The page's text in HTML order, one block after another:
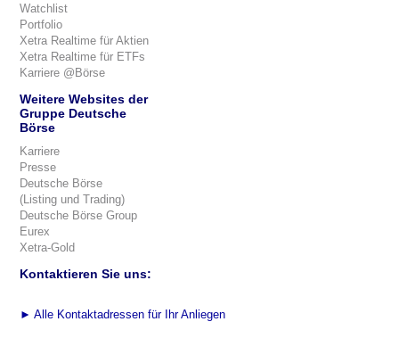
Watchlist
Portfolio
Xetra Realtime für Aktien
Xetra Realtime für ETFs
Karriere @Börse
Weitere Websites der
Gruppe Deutsche
Börse
Karriere
Presse
Deutsche Börse
(Listing und Trading)
Deutsche Börse Group
Eurex
Xetra-Gold
Kontaktieren Sie uns:
► Alle Kontaktadressen für Ihr Anliegen